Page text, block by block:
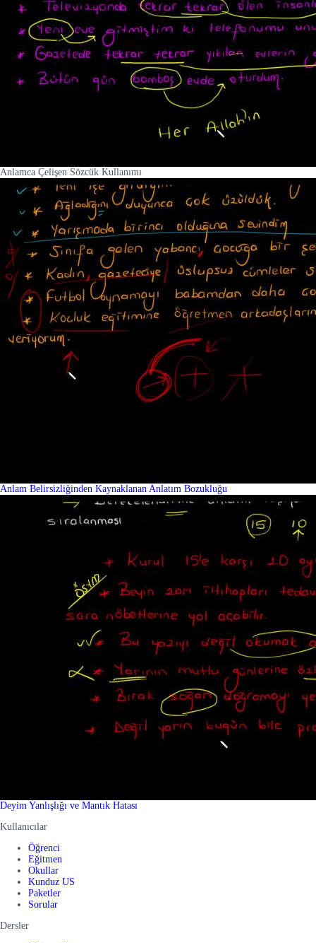
Anlamca Çelişen Sözcük Kullanımı
Anlam Belirsizliğinden Kaynaklanan Anlatım Bozukluğu
Deyim Yanlışlığı ve Mantık Hatası
Kullanıcılar
Öğrenci
Eğitmen
Okullar
Kunduz US
Paketler
Sorular
Dersler